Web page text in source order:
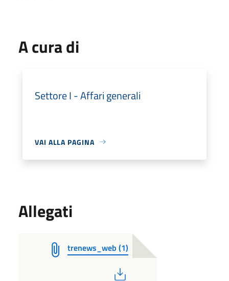
A cura di
Settore I - Affari generali
VAI ALLA PAGINA
Allegati
trenews_web (1)